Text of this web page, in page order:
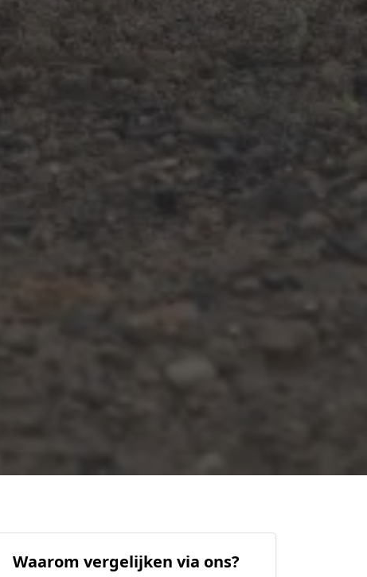
Waarom vergelijken via ons?